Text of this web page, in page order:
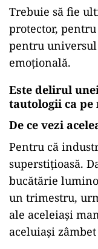
Trebuie să fie
protector,
pentru
emoțională.
Este delirul
tautologii ca
De ce vezi
Pentru că
superstițioasă.
bucătărie
un trimestru,
ale aceleiași
aceluiași